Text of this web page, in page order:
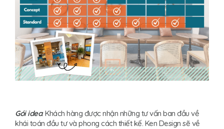
Gói idea: Khách hàng được nhận những tư vấn ban đầu về
khái toán đầu tư và phong cách thiết kế. Ken Design sẽ về